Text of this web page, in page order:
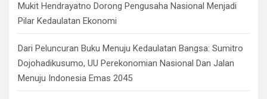
Mukit Hendrayatno Dorong Pengusaha Nasional Menjadi
Pilar Kedaulatan Ekonomi
Dari Peluncuran Buku Menuju Kedaulatan Bangsa: Sumitro
Dojohadikusumo, UU Perekonomian Nasional Dan Jalan
Menuju Indonesia Emas 2045